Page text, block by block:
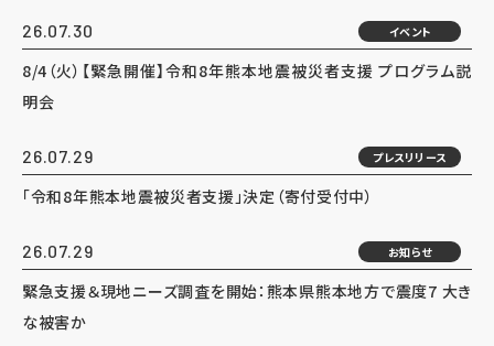
26.07.30 イベント
8/4（火）【緊急開催】令和8年熊本地震被災者支援 プログラム説
明会
26.07.29 プレスリリース
「令和8年熊本地震被災者支援」決定（寄付受付中）
26.07.29 お知らせ
緊急支援＆現地ニーズ調査を開始：熊本県熊本地方で震度7 大き
な被害か